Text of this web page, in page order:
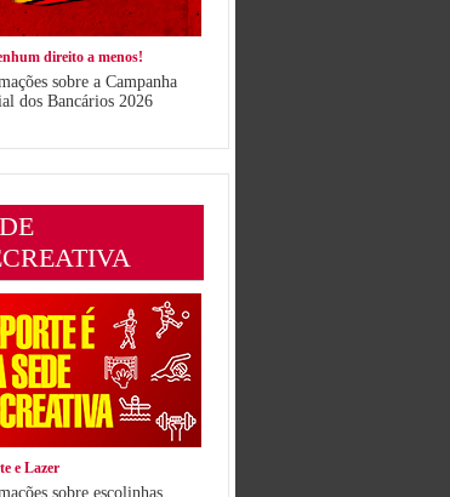
direito a menos!
sobre a Campanha
dos Bancários 2026
e Lazer
sobre escolinhas,